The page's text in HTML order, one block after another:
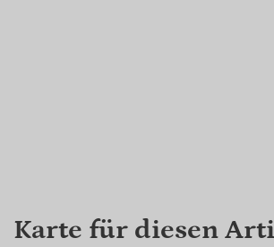
Karte für diesen